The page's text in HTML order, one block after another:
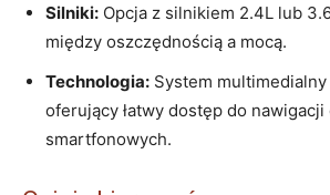
Silniki: Opcja z silnikiem 2.4L lub
między oszczędnością a mocą.
Technologia: System
oferujący łatwy dostęp do nawigacji
smartfonowych.